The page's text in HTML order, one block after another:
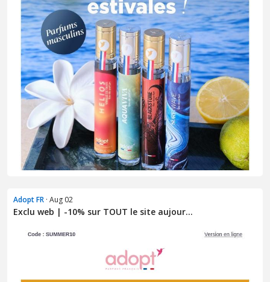
Adopt FR · Aug 02
Exclu web | -10% sur TOUT le site aujour...